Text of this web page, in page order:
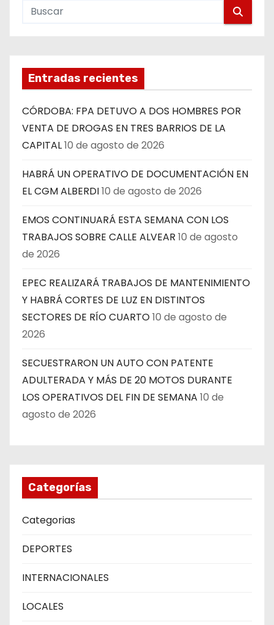
Entradas recientes
CÓRDOBA: FPA DETUVO A DOS HOMBRES POR
VENTA DE DROGAS EN TRES BARRIOS DE LA
CAPITAL10 de agosto de 2026
HABRÁ UN OPERATIVO DE DOCUMENTACIÓN EN
EL CGM ALBERDI10 de agosto de 2026
EMOS CONTINUARÁ ESTA SEMANA CON LOS
TRABAJOS SOBRE CALLE ALVEAR 10 de agosto
de 2026
EPEC REALIZARÁ TRABAJOS DE MANTENIMIENTO
Y HABRÁ CORTES DE LUZ EN DISTINTOS
SECTORES DE RÍO CUARTO10 de agosto de
2026
SECUESTRARON UN AUTO CON PATENTE
ADULTERADA Y MÁS DE 20 MOTOS DURANTE
LOS OPERATIVOS DEL FIN DE SEMANA 10 de
agosto de 2026
Categorías
Categorias
DEPORTES
INTERNACIONALES
LOCALES